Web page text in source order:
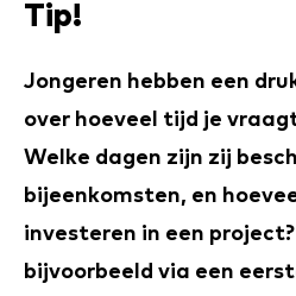
Tip!
Jongeren hebben een
over hoeveel tijd je
Welke dagen zijn zij
bijeenkomsten, en
investeren in een
bijvoorbeeld via een